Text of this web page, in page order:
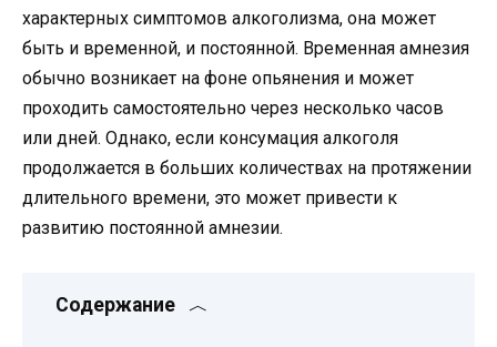
характерных симптомов алкоголизма, она может
быть и временной, и постоянной. Временная амнезия
обычно возникает на фоне опьянения и может
проходить самостоятельно через несколько часов
или дней. Однако, если консумация алкоголя
продолжается в больших количествах на протяжении
длительного времени, это может привести к
развитию постоянной амнезии.
Содержание